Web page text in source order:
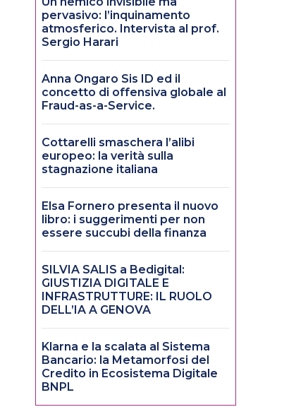
pervasivo: l’inquinamento
atmosferico. Intervista al prof.
Sergio Harari
Anna Ongaro Sis ID ed il
concetto di offensiva globale al
Fraud-as-a-Service.
Cottarelli smaschera l’alibi
europeo: la verità sulla
stagnazione italiana
Elsa Fornero presenta il nuovo
libro: i suggerimenti per non
essere succubi della finanza
SILVIA SALIS a Bedigital:
GIUSTIZIA DIGITALE E
INFRASTRUTTURE: IL RUOLO
DELL’IA A GENOVA
Klarna e la scalata al Sistema
Bancario: la Metamorfosi del
Credito in Ecosistema Digitale
BNPL